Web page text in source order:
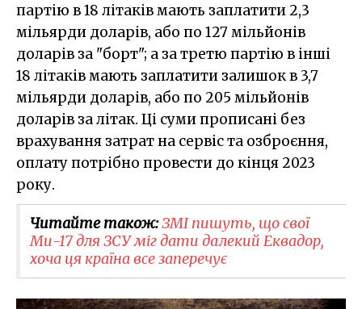
партію в 18 літаків мають заплатити 2,3
мільярди доларів, або по 127 мільйонів
доларів за "борт"; а за третю партію в інші
18 літаків мають заплатити залишок в 3,7
мільярди доларів, або по 205 мільйонів
доларів за літак. Ці суми прописані без
врахування затрат на сервіс та озброєння,
оплату потрібно провести до кінця 2023
року.
Читайте також:ЗМІ пишуть, що свої
Ми-17 для ЗСУ міг дати далекий Еквадор,
хоча ця країна все заперечує